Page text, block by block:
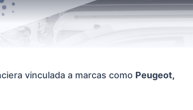
vinculada a marcas como Peugeot,